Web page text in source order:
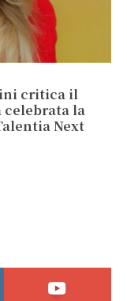
critica il
la
Next